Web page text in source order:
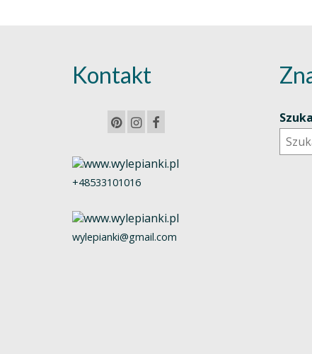
Kontakt
+48533101016
wylepianki@gmail.com